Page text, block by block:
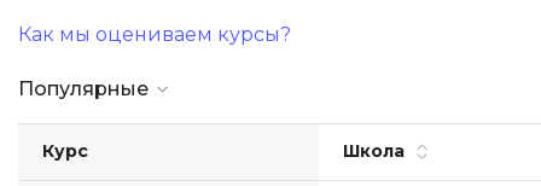
Как мы оцениваем курсы?
Популярные
Курс Школа
Менеджмент